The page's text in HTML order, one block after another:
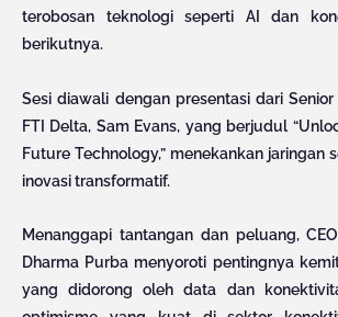
terobosan teknologi seperti AI dan
berikutnya.
Sesi diawali dengan presentasi dari
FTI Delta, Sam Evans, yang berjudul
Future Technology,” menekankan jaringan
inovasi transformatif.
Menanggapi tantangan dan peluang,
Dharma Purba menyoroti pentingnya
yang didorong oleh data dan